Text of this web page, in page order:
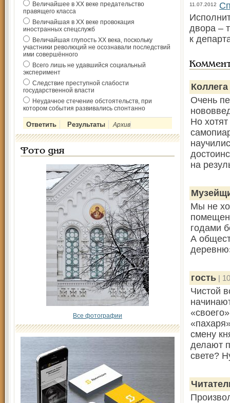
Величайшее в ХХ веке предательство
правящего класса
Величайшая в ХХ веке провокация
иностранных спецслужб
Величайшая глупость ХХ века, поскольку
участники революций не осознавали последствий
ими совершённого
Всего лишь не удавшийся социальный
эксперимент
Следствие преступной слабости
государственной власти
Неудачное стечение обстоятельств, при
котором события развивались спонтанно
Архив
Фото дня
Все фотографии
11.07.2012
двора –
к
Коллега
Очень
Но
на
Мы не
годами
А
гость |
Чистой
смену
делают
свете?